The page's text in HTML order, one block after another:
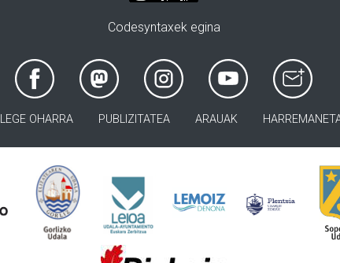
Codesyntaxek egina
LEGE OHARRA PUBLIZITATEA ARAUAK